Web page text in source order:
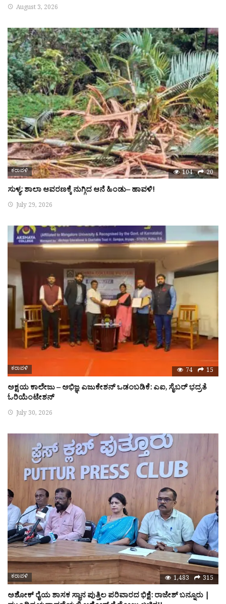
August 3, 2026
ಕರಾವಳಿ 104 20
ಸುಳ್ಯ: ಶಾಲಾ ಆವರಣಕ್ಕೆ ನುಗ್ಗಿದ ಆನೆ ಹಿಂಡು– ಹಾವಳಿ!
July 29, 2026
ಕರಾವಳಿ 74 15
ಅಕ್ಷಯ ಕಾಲೇಜು – ಅಭಿಜ್ಞ ಎಜುಕೇಶನ್ ಒಡಂಬಡಿಕೆ: ಎಐ, ಸೈಬರ್ ಭದ್ರತೆ
ಓರಿಯೆಂಟೇಶನ್
July 30, 2026
ಕರಾವಳಿ 1,483 315
ಅಶೋಕ್ ರೈಯ ಶಾಸಕ ಸ್ಥಾನ ಪುತ್ತಿಲ ಪರಿವಾರದ ಭಿಕ್ಷೆ: ರಾಜೇಶ್ ಬನ್ನೂರು |